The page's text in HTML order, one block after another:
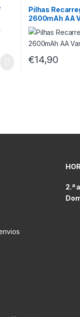
Pilhas
2600mAh AA
unid.)
€14,90
2.ª